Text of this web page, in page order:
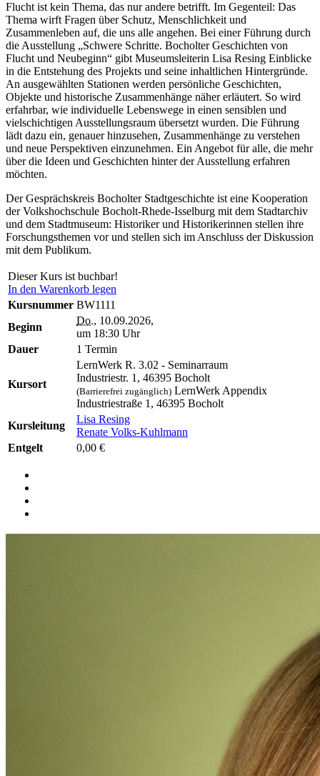
Flucht ist kein Thema, das nur andere betrifft. Im Gegenteil: Das
Thema wirft Fragen über Schutz, Menschlichkeit und
Zusammenleben auf, die uns alle angehen. Bei einer Führung durch
die Ausstellung „Schwere Schritte. Bocholter Geschichten von
Flucht und Neubeginn“ gibt Museumsleiterin Lisa Resing Einblicke
in die Entstehung des Projekts und seine inhaltlichen Hintergründe.
An ausgewählten Stationen werden persönliche Geschichten,
Objekte und historische Zusammenhänge näher erläutert. So wird
erfahrbar, wie individuelle Lebenswege in einen sensiblen und
vielschichtigen Ausstellungsraum übersetzt wurden. Die Führung
lädt dazu ein, genauer hinzusehen, Zusammenhänge zu verstehen
und neue Perspektiven einzunehmen. Ein Angebot für alle, die mehr
über die Ideen und Geschichten hinter der Ausstellung erfahren
möchten.
Der Gesprächskreis Bocholter Stadtgeschichte ist eine Kooperation
der Volkshochschule Bocholt-Rhede-Isselburg mit dem Stadtarchiv
und dem Stadtmuseum: Historiker und Historikerinnen stellen ihre
Forschungsthemen vor und stellen sich im Anschluss der Diskussion
mit dem Publikum.
Dieser Kurs ist buchbar!
In den Warenkorb legen
Kursnummer BW1111
Beginn
Do., 10.09.2026,
um 18:30 Uhr
Dauer
1 Termin
Kursort
LernWerk R. 3.02 - Seminarraum
Industriestr. 1, 46395 Bocholt
(Barrierefrei zugänglich) LernWerk Appendix
Industriestraße 1, 46395 Bocholt
Kursleitung
Lisa Resing
Renate Volks-Kuhlmann
Entgelt
0,00 €